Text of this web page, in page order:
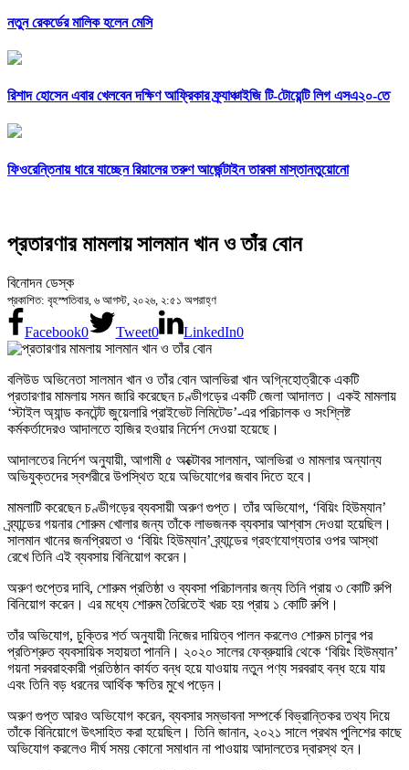
নতুন রেকর্ডের মালিক হলেন মেসি
রিশাদ হোসেন এবার খেলবেন দক্ষিণ আফ্রিকার ফ্র্যাঞ্চাইজি টি-টোয়েন্টি লিগ এসএ২০-তে
ফিওরেন্তিনায় ধারে যাচ্ছেন রিয়ালের তরুণ আর্জেন্টাইন তারকা মাস্তানতুয়োনো
প্রতারণার মামলায় সালমান খান ও তাঁর বোন
বিনোদন ডেস্ক
প্রকাশিত: বৃহস্পতিবার, ৬ আগস্ট, ২০২৬, ২:৫১ অপরাহ্ণ
Facebook0 Tweet0 LinkedIn0
বলিউড অভিনেতা সালমান খান ও তাঁর বোন আলভিরা খান অগ্নিহোত্রীকে একটি
প্রতারণার মামলায় সমন জারি করেছেন চণ্ডীগড়ের একটি জেলা আদালত। একই মামলায়
‘স্টাইল অ্যান্ড কনটেন্ট জুয়েলারি প্রাইভেট লিমিটেড’-এর পরিচালক ও সংশ্লিষ্ট
কর্মকর্তাদেরও আদালতে হাজির হওয়ার নির্দেশ দেওয়া হয়েছে।
আদালতের নির্দেশ অনুযায়ী, আগামী ৫ অক্টোবর সালমান, আলভিরা ও মামলার অন্যান্য
অভিযুক্তদের স্বশরীরে উপস্থিত হয়ে অভিযোগের জবাব দিতে হবে।
মামলাটি করেছেন চণ্ডীগড়ের ব্যবসায়ী অরুণ গুপ্ত। তাঁর অভিযোগ, ‘বিয়িং হিউম্যান’
ব্র্যান্ডের গয়নার শোরুম খোলার জন্য তাঁকে লাভজনক ব্যবসার আশ্বাস দেওয়া হয়েছিল।
সালমান খানের জনপ্রিয়তা ও ‘বিয়িং হিউম্যান’ ব্র্যান্ডের গ্রহণযোগ্যতার ওপর আস্থা
রেখে তিনি এই ব্যবসায় বিনিয়োগ করেন।
অরুণ গুপ্তের দাবি, শোরুম প্রতিষ্ঠা ও ব্যবসা পরিচালনার জন্য তিনি প্রায় ৩ কোটি রুপি
বিনিয়োগ করেন। এর মধ্যে শোরুম তৈরিতেই খরচ হয় প্রায় ১ কোটি রুপি।
তাঁর অভিযোগ, চুক্তির শর্ত অনুযায়ী নিজের দায়িত্ব পালন করলেও শোরুম চালুর পর
প্রতিশ্রুত ব্যবসায়িক সহায়তা পাননি। ২০২০ সালের ফেব্রুয়ারি থেকে ‘বিয়িং হিউম্যান’
গয়না সরবরাহকারী প্রতিষ্ঠান কার্যত বন্ধ হয়ে যাওয়ায় নতুন পণ্য সরবরাহ বন্ধ হয়ে যায়
এবং তিনি বড় ধরনের আর্থিক ক্ষতির মুখে পড়েন।
অরুণ গুপ্ত আরও অভিযোগ করেন, ব্যবসার সম্ভাবনা সম্পর্কে বিভ্রান্তিকর তথ্য দিয়ে
তাঁকে বিনিয়োগে উৎসাহিত করা হয়েছিল। তিনি জানান, ২০২১ সালে প্রথম পুলিশের কাছে
অভিযোগ করলেও দীর্ঘ সময় কোনো সমাধান না পাওয়ায় আদালতের দ্বারস্থ হন।